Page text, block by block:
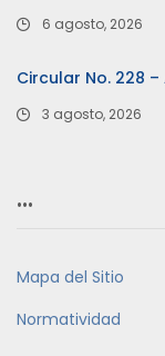
6 agosto, 2026
Circular No. 228
3 agosto, 2026
…
Mapa del Sitio
Normatividad